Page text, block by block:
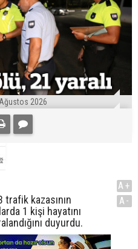
2026
kazasının
1 kişi hayatını
duyurdu.
A+
A-